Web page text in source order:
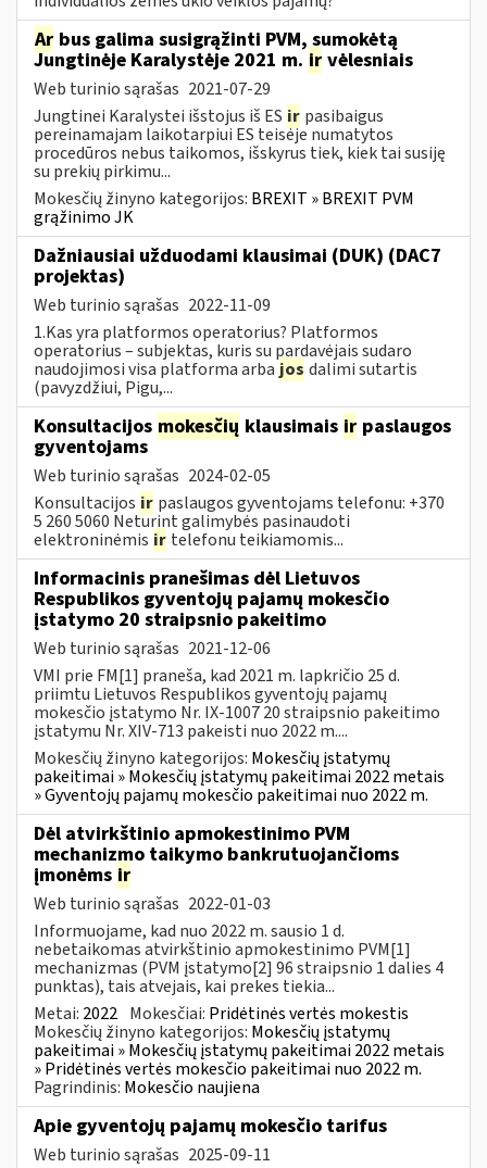
Ar bus galima susigrąžinti PVM, sumokėtą
Jungtinėje Karalystėje 2021 m. ir vėlesniais
Web turinio sąrašas 2021-07-29
Jungtinei Karalystei išstojus iš ES ir pasibaigus
pereinamajam laikotarpiui ES teisėje numatytos
procedūros nebus taikomos, išskyrus tiek, kiek tai susiję
su prekių pirkimu...
Mokesčių žinyno kategorijos: BREXIT » BREXIT PVM
grąžinimo JK
Dažniausiai užduodami klausimai (DUK) (DAC7
projektas)
Web turinio sąrašas 2022-11-09
1.Kas yra platformos operatorius? Platformos
operatorius – subjektas, kuris su pardavėjais sudaro
naudojimosi visa platforma arba jos dalimi sutartis
(pavyzdžiui, Pigu,...
Konsultacijos mokesčių klausimais ir paslaugos
gyventojams
Web turinio sąrašas 2024-02-05
Konsultacijos ir paslaugos gyventojams telefonu: +370
5 260 5060 Neturint galimybės pasinaudoti
elektroninėmis ir telefonu teikiamomis...
Informacinis pranešimas dėl Lietuvos
Respublikos gyventojų pajamų mokesčio
įstatymo 20 straipsnio pakeitimo
Web turinio sąrašas 2021-12-06
VMI prie FM[1] praneša, kad 2021 m. lapkričio 25 d.
priimtu Lietuvos Respublikos gyventojų pajamų
mokesčio įstatymo Nr. IX-1007 20 straipsnio pakeitimo
įstatymu Nr. XIV-713 pakeisti nuo 2022 m....
Mokesčių žinyno kategorijos: Mokesčių įstatymų
pakeitimai » Mokesčių įstatymų pakeitimai 2022 metais
» Gyventojų pajamų mokesčio pakeitimai nuo 2022 m.
Dėl atvirkštinio apmokestinimo PVM
mechanizmo taikymo bankrutuojančioms
įmonėms ir
Web turinio sąrašas 2022-01-03
Informuojame, kad nuo 2022 m. sausio 1 d.
nebetaikomas atvirkštinio apmokestinimo PVM[1]
mechanizmas (PVM įstatymo[2] 96 straipsnio 1 dalies 4
punktas), tais atvejais, kai prekes tiekia...
Metai: 2022 Mokesčiai: Pridėtinės vertės mokestis
Mokesčių žinyno kategorijos: Mokesčių įstatymų
pakeitimai » Mokesčių įstatymų pakeitimai 2022 metais
» Pridėtinės vertės mokesčio pakeitimai nuo 2022 m.
Pagrindinis: Mokesčio naujiena
Apie gyventojų pajamų mokesčio tarifus
Web turinio sąrašas 2025-09-11